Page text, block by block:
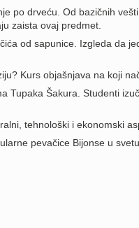
po drveću. Od bazičnih
zaista ovaj predmet.
od sapunice. Izgleda da
Kurs objašnjava na koji
Tupaka Šakura. Studenti
tehnološki i ekonomski
pevačice Bijonse u